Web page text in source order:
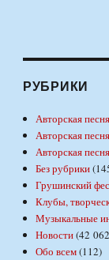
РУБРИКИ
Авторская
Авторская
Авторская
Без рубрики
Грушинский
Клубы,
Музыкальные
Новости(42
Обо всем(112)